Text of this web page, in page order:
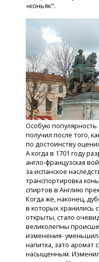
«коньяк".
Особую популярность
получил после того,
по достоинству
А когда в 1701 году
англо-французская
за испанское
транспортировка
спиртов в Англию
Когда же, наконец,
в которых хранились
открыты, стало
великолепны
изменения-
напитка, зато аромат
насыщенным.